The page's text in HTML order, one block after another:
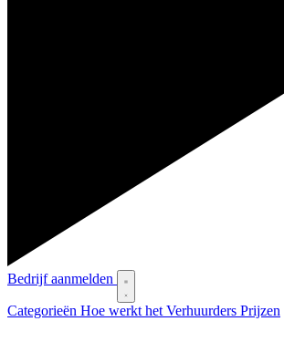
Bedrijf aanmelden
Categorieën Hoe werkt het Verhuurders Prijzen